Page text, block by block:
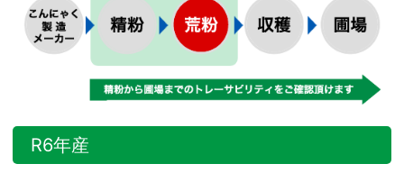
R6年産